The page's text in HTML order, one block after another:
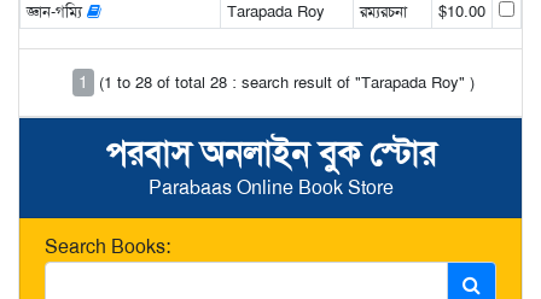
পরবাস অনলাইন বুক স্টোর
Parabaas Online Book Store
Search Books:
জ্ঞান-গম্যি
Tarapada Roy রম্যরচনা $10.00
1 (1 to 28 of total 28 : search result of "Tarapada Roy" )